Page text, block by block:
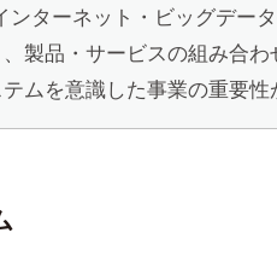
ンターネット・ビッグデー
製品・サービスの組み合
ムを意識した事業の重要性